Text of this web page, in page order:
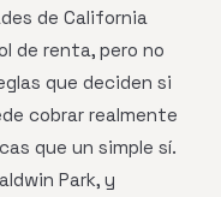
de California
de renta, pero no
que deciden si
cobrar realmente
que un simple sí.
Park, y